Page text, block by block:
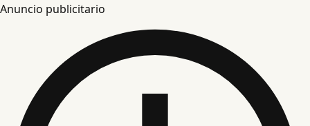
Anuncio publicitario